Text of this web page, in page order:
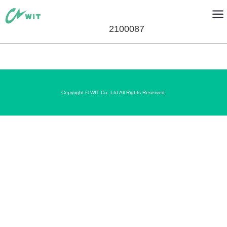
2100087
Copyright © WIT Co. Ltd All Rights Reserved.